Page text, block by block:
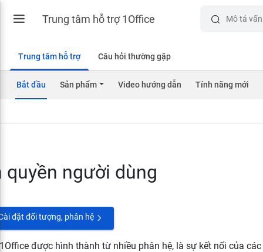
Trung tâm hỗ trợ 1Office
Trung tâm hỗ trợ Câu hỏi thường gặp
Bắt đầu Sản phẩm Video hướng dẫn Tính năng mới
quyền người dùng
đặt đối tượng, phân hệ
được hình thành từ nhiều phân hệ, là sự kết nối của